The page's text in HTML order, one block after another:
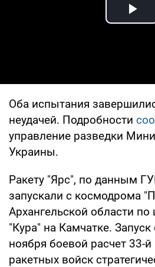
Оба испытания
неудачей. Подробности
управление разведки
Украины.
Ракету "Ярс", по данным
запускали с космодрома
Архангельской области по
"Кура" на Камчатке.
ноября боевой расчет 33-
ракетных войск